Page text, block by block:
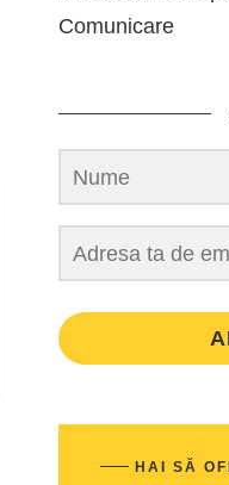
Comunicare
HAI SĂ